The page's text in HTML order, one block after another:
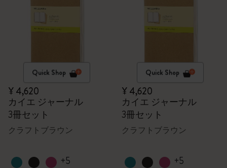
Quick Shop
¥ 4,620
カイエ ジャーナル
3冊セット
クラフトブラウン
+5
Quick Shop
¥ 4,620
カイエ ジャーナル
3冊セット
クラフトブラウン
+5